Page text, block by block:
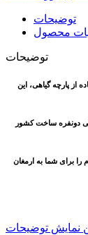
توضیحات
محصول
توضیحات
از پارچه گیاهی، این
دونفره ساخت کشور
را برای شما به ارمغان
نمایش توضیحات